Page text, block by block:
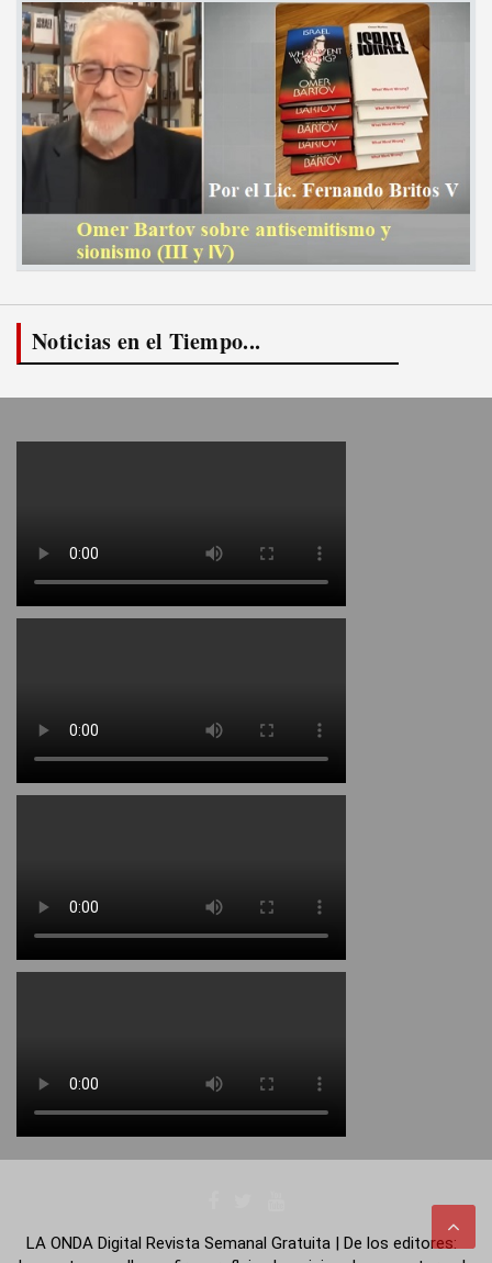
Noticias en el Tiempo...
LA ONDA Digital Revista Semanal Gratuita | De los editores: